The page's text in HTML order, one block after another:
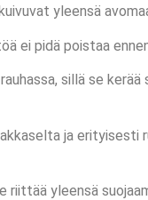
yleensä
ei pidä poistaa
sillä se
ja erityisesti
yleensä